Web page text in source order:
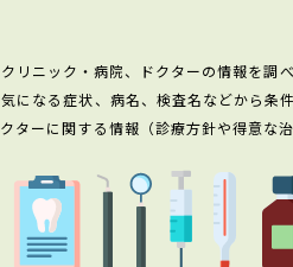
リニック・病院、ドクターの情報を調
なる症状、病名、検査名などから条
ターに関する情報（診療方針や得意な